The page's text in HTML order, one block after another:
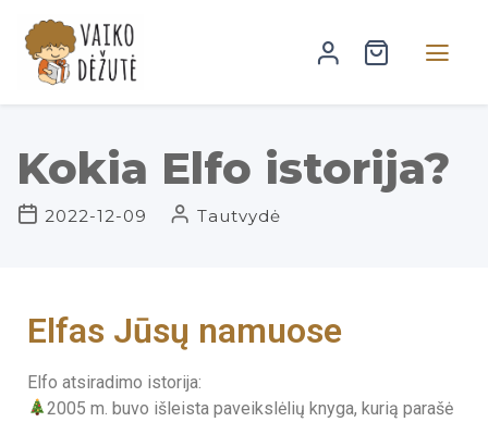
Kokia Elfo istorija?
2022-12-09 Tautvydė
Elfas Jūsų namuose
Elfo atsiradimo istorija:
2005 m. buvo išleista paveikslėlių knyga, kurią parašė